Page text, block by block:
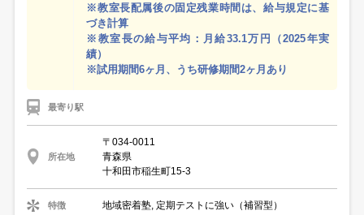
※教室長配属後の固定残業時間は、給与規定に基
づき計算
※教室長の給与平均：月給33.1万円（2025年実
績）
※試用期間6ヶ月、うち研修期間2ヶ月あり
最寄り駅
所在地
〒034-0011
青森県
十和田市稲生町15-3
特徴 地域密着塾, 定期テストに強い（補習型）